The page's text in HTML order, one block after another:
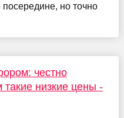
посередине, но точно
честно
низкие цены -